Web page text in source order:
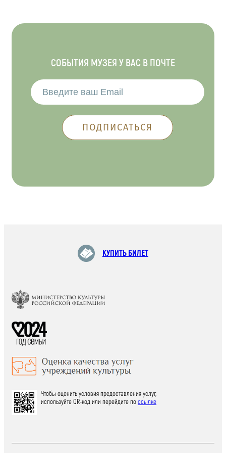
СОБЫТИЯ МУЗЕЯ У ВАС В ПОЧТЕ
КУПИТЬ БИЛЕТ
Чтобы оценить условия предоставления услуг,
используйте QR-код или перейдите поссылке